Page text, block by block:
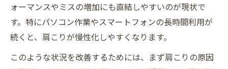
ォーマンスやミスの増加にも直結しやすいのが現状で
す。特にパソコン作業やスマートフォンの長時間利用が
続くと、肩こりが慢性化しやすくなります。
このような状況を改善するためには、まず肩こりの原因